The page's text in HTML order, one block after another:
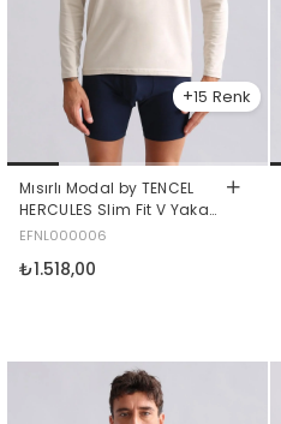
15
Mısırlı Modal by TENCEL
HERCULES Slim Fit V Yaka
Uzun Kollu Fanila / T-Shirt
EFNL000006
₺1.518,00